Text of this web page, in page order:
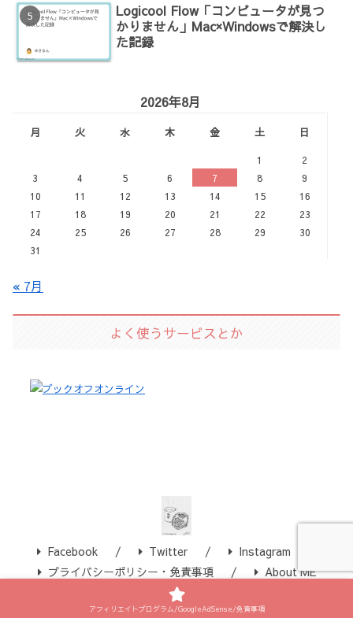
Logicool Flow「コンピュータが見つ
かりません」Mac×Windowsで解決し
た記録
2026年8月
月 火 水 木 金 土 日
1
2
3
4 5 6 7 8
9
10
11 12 13 14 15
16
17
18 19 20 21 22
23
24
25 26 27 28 29
30
31
« 7月
よく使うサービスとか
Facebook Twitter
Instagram
プライバシーポリシー・免責事項
About ME
Copyright © 2003-2026 ゆきるん All Rights Reserved.
アフィリエイトプログラム/GoogleAdSense/免責事項